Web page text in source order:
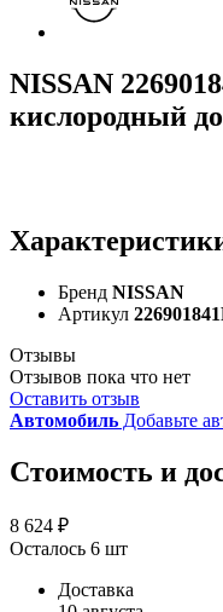
NISSAN
кислородный
Бренд NISSAN
Артикул
Отзывы
Отзывов пока что нет
Оставить отзыв
Автомобиль Добавьте
Стоимость и
8 624 ₽
Осталось 6 шт
Доставка